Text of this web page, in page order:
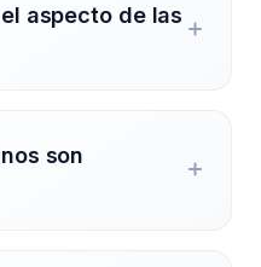
aspecto de las
son